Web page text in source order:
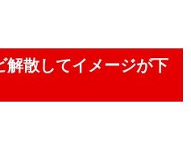
解散してイメージが下